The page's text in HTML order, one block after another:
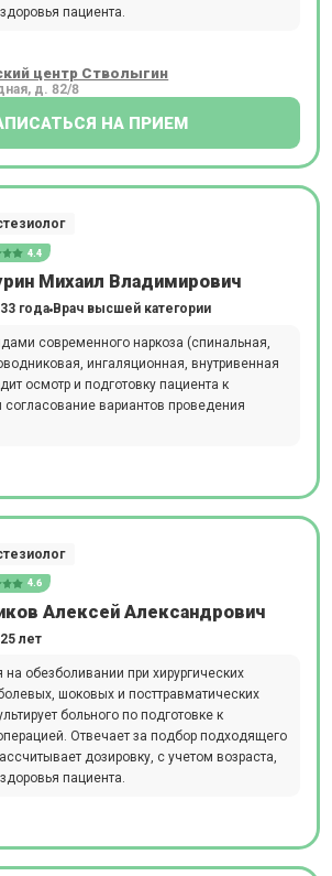
пациента.
центр Стволыгин
д. 82/8
НА ПРИЕМ
4.4
Михаил Владимирович
года Врач высшей категории
современного наркоза (спинальная,
ингаляционная, внутривенная
осмотр и подготовку пациента к
согласование вариантов проведения
4.6
Алексей Александрович
лет
на обезболивании при хирургических
шоковых и посттравматических
больного по подготовке к
Отвечает за подбор подходящего
дозировку, с учетом возраста,
пациента.